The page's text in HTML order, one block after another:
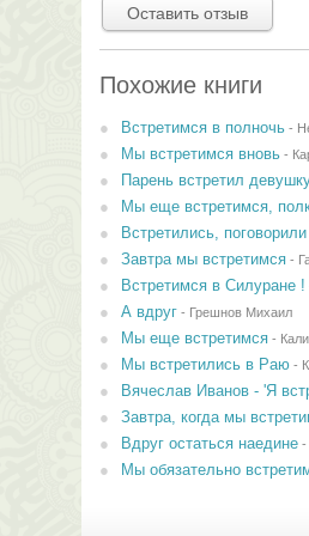
Оставить отзыв
Похожие книги
Встретимся в полночь-
Мы встретимся вновь-
Парень встретил
Мы еще встретимся,
Встретились, поговорили
Завтра мы встретимся-
Встретимся в Силуране !
А вдруг- Грешнов Михаил
Мы еще встретимся-
Мы встретились в Раю-
Вячеслав Иванов - 'Я
Завтра, когда мы
Вдруг остаться наедине-
Мы обязательно